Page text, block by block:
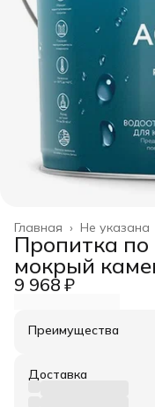
Не указана
Главная ›
Пропитка
мокрый
9 968 ₽
Преимущества
Оплата частями в
Удобный возврат
Доставка